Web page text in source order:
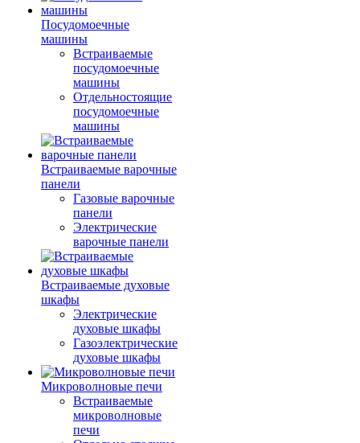
Посудомоечные
машины
Встраиваемые
посудомоечные
машины
Отдельностоящие
посудомоечные
машины
Встраиваемые варочные
панели
Газовые варочные
панели
Электрические
варочные панели
Встраиваемые духовые
шкафы
Электрические
духовые шкафы
Газоэлектрические
духовые шкафы
Микроволновые печи
Встраиваемые
микроволновые
печи